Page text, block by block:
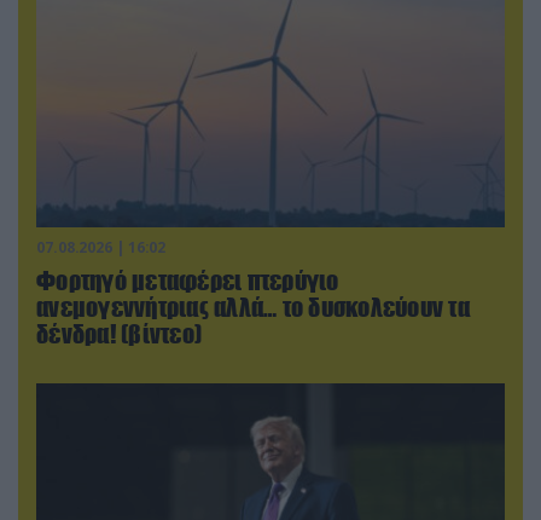
07.08.2026 | 16:02
Φορτηγό μεταφέρει πτερύγιο
ανεμογεννήτριας αλλά… το δυσκολεύουν τα
δένδρα! (βίντεο)